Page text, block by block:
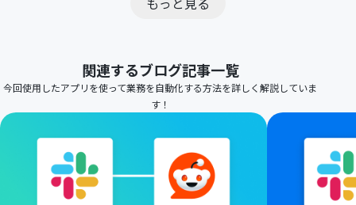
関連するブログ記事一覧
今回使用したアプリを使って業務を自動化する方法を詳しく解説していま
す！